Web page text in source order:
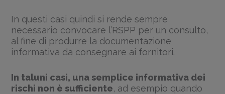
In questi casi quindi si rende sempre
necessario convocare l’RSPP per un consulto,
al fine di produrre la documentazione
informativa da consegnare ai fornitori.
In taluni casi, una semplice informativa dei
rischi non è sufficiente, ad esempio quando